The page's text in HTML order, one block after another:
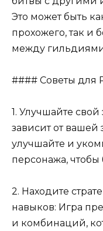
Это может быть
прохожего, так и
между
#### Советы для
1. Улучшайте
зависит от
улучшайте и
персонажа,
2. Находите
навыков: Игра
и комбинаций,